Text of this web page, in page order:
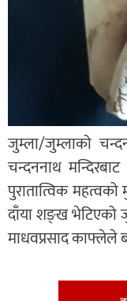
जुम्ला/जुम्लाको
चन्दननाथ
पुरातात्विक महत्वको
दाँया शङ्ख भेटिएको
माधवप्रसाद काफ्लेले